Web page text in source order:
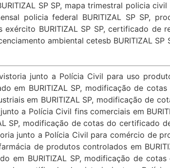
SP SP, mapa trimestral policia civil
policia federal BURITIZAL SP SP,
BURITIZAL SP SP, certificado de
ambiental cetesb BURITIZAL
controlados em BURITIZAL SP, inclusão de cotas do certificado de vistoria junto a Polícia Civil para uso produto controlado em BURITIZAL SP, inclusão de cotas do certificado de vistoria junto a Polícia Civil produtos controlados fins industriais em BURITIZAL SP, produto controlado fins industriais em BURITIZAL SP, inclusão de cotas do certificado de vistoria junto a Polícia Civil fins industriais em BURITIZAL SP, inclusão de cotas do certificado de vistoria junto a Polícia Civil fins comerciais em BURITIZAL SP, inclusão de cotas do certificado de vistoria junto a Polícia Civil para comércio de produtos controlados em BURITIZAL SP, inclusão de cotas do certificado de vistoria junto a Polícia Civil para comércio de produto controlado em BURITIZAL SP, inclusão de cotas do certificado de vistoria junto a Polícia Civil para comércio de produtos controlados em BURITIZAL SP, inclusão de cotas do certificado de vistoria junto a Polícia Civil para manipulação em farmácia de produtos controlados em BURITIZAL SP, inclusão de cotas do certificado de vistoria junto a Polícia Civil para manipulação em farmácia de produto controlado em BURITIZAL SP, inclusão de cotas do certificado de vistoria junto a Polícia Civil para transporte de produtos controlados em BURITIZAL SP, inclusão de cotas do certificado de vistoria junto a Polícia Civil para transporte de produto controlado em BURITIZAL SP, inclusão de cotas do certificado de vistoria junto a Polícia Civil para fabricação de produtos controlados em BURITIZAL SP, inclusão de cotas do certificado de vistoria junto a Polícia Civil para fabricação de produto controlado em BURITIZAL SP, inclusão de cotas do certificado de vistoria junto a Polícia Civil para importação e exportação de produtos controlados em BURITIZAL SP, inclusão de cotas do certificado de vistoria junto a Polícia Civil para importação e exportação de produto controlado em BURITIZAL SP, inclusão de cotas do certificado de vistoria junto a Polícia Civil para importação e exportação de produtos controlados em BURITIZAL SP, inclusão de cotas do certificado de vistoria junto a Polícia Civil para importação produtos controlados em BURITIZAL SP, inclusão de cotas do certificado de vistoria junto a Polícia Civil importação de produto em BURITIZAL SP, inclusão de cotas do certificado de vistoria junto a Polícia Civil para exportação de produtos controlados em